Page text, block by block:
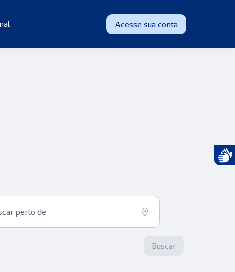
Acesse sua conta
perto de
Buscar